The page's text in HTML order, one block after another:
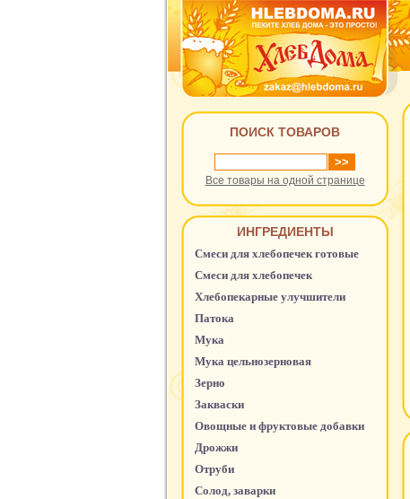
ПОИСК ТОВАРОВ
Все товары на одной странице
ИНГРЕДИЕНТЫ
Смеси для хлебопечек готовые
Смеси для хлебопечек
Хлебопекарные улучшители
Патока
Мука
Мука цельнозерновая
Зерно
Закваски
Овощные и фруктовые добавки
Дрожжи
Отруби
Солод, заварки